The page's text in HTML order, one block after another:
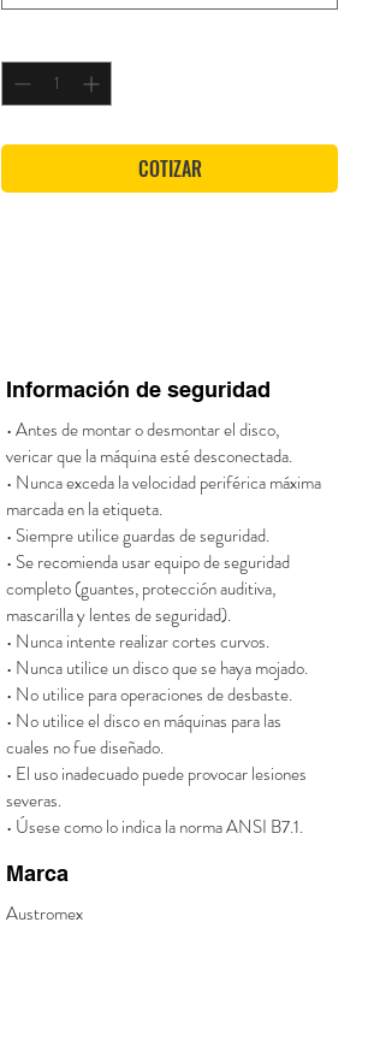
COTIZAR
Información de seguridad
• Antes de montar o desmontar el disco,
vericar que la máquina esté desconectada.
• Nunca exceda la velocidad periférica máxima
marcada en la etiqueta.
• Siempre utilice guardas de seguridad.
• Se recomienda usar equipo de seguridad
completo (guantes, protección auditiva,
mascarilla y lentes de seguridad).
• Nunca intente realizar cortes curvos.
• Nunca utilice un disco que se haya mojado.
• No utilice para operaciones de desbaste.
• No utilice el disco en máquinas para las
cuales no fue diseñado.
• El uso inadecuado puede provocar lesiones
severas.
• Úsese como lo indica la norma ANSI B7.1.
Marca
Austromex